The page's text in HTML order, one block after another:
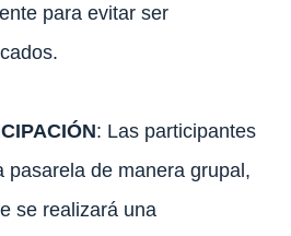
para evitar ser
: Las participantes
pasarela de manera grupal,
se realizará una